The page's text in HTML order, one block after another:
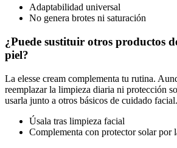
Adaptabilidad universal
No genera brotes ni saturación
¿Puede sustituir otros productos
piel?
La elesse cream complementa tu rutina.
reemplazar la limpieza diaria ni protección
usarla junto a otros básicos de cuidado facial.
Úsala tras limpieza facial
Complementa con protector solar por